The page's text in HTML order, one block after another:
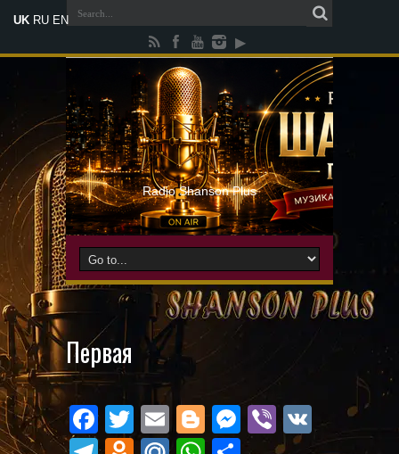
Radio Shanson Plus
Первая
Facebook
Twitter
EmailBlogger
Messenger
ViberVK
UK RU EN